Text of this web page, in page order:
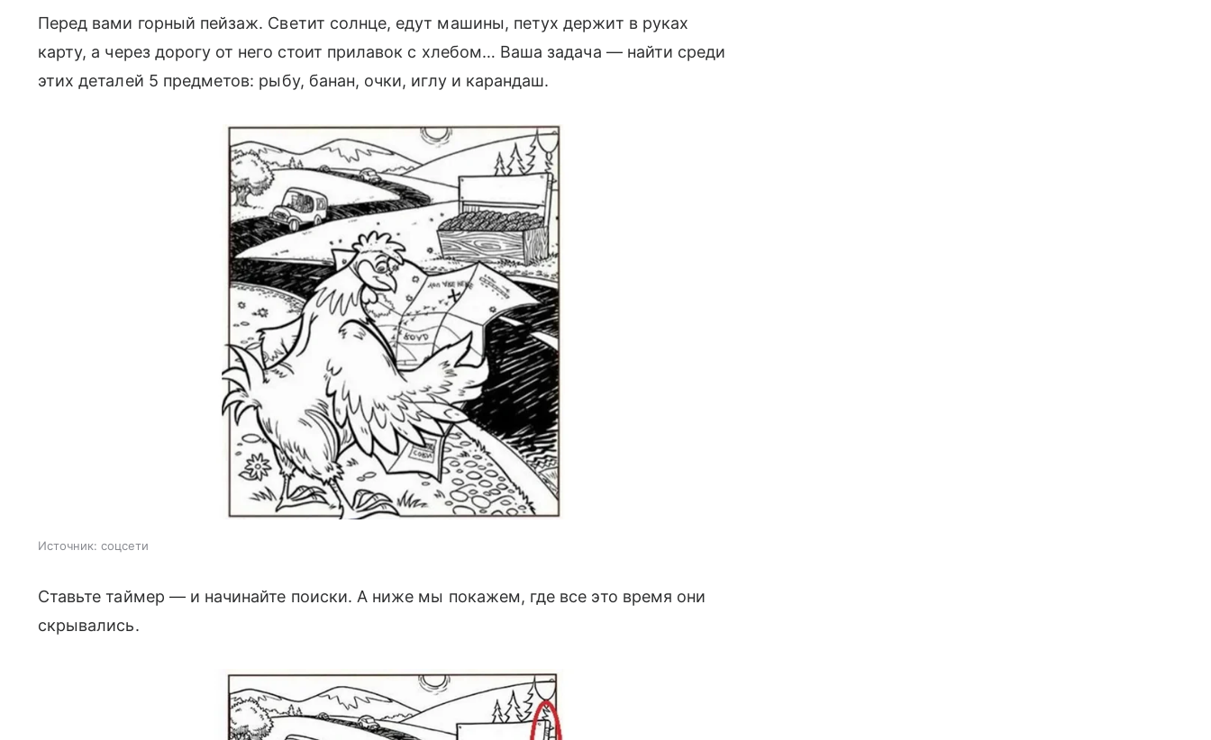
Перед вами горный пейзаж. Светит солнце, едут машины, петух держит в руках
карту, а через дорогу от него стоит прилавок с хлебом… Ваша задача — найти среди
этих деталей 5 предметов: рыбу, банан, очки, иглу и карандаш.
Источник: соцсети
Ставьте таймер — и начинайте поиски. А ниже мы покажем, где все это время они
скрывались.